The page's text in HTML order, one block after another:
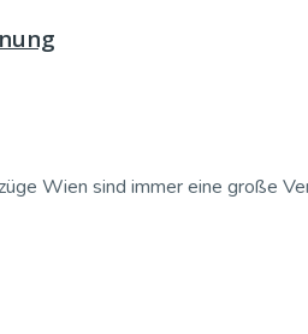
Wien sind immer eine große